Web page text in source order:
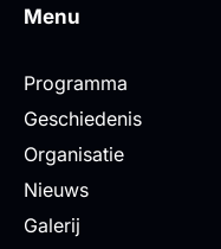
Menu
Programma
Geschiedenis
Organisatie
Nieuws
Galerij